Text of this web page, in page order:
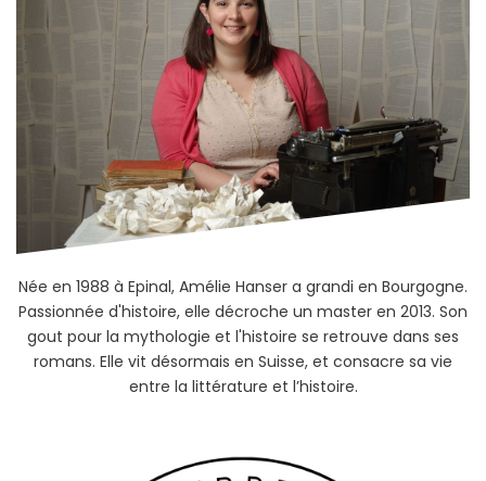
Née en 1988 à Epinal, Amélie Hanser a grandi en Bourgogne.
Passionnée d'histoire, elle décroche un master en 2013. Son
gout pour la mythologie et l'histoire se retrouve dans ses
romans. Elle vit désormais en Suisse, et consacre sa vie
entre la littérature et l’histoire.